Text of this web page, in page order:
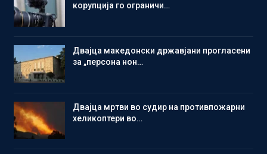
корупција го ограничи…
Двајца македонски државјани прогласени
за „персона нон…
Двајца мртви во судир на противпожарни
хеликоптери во…